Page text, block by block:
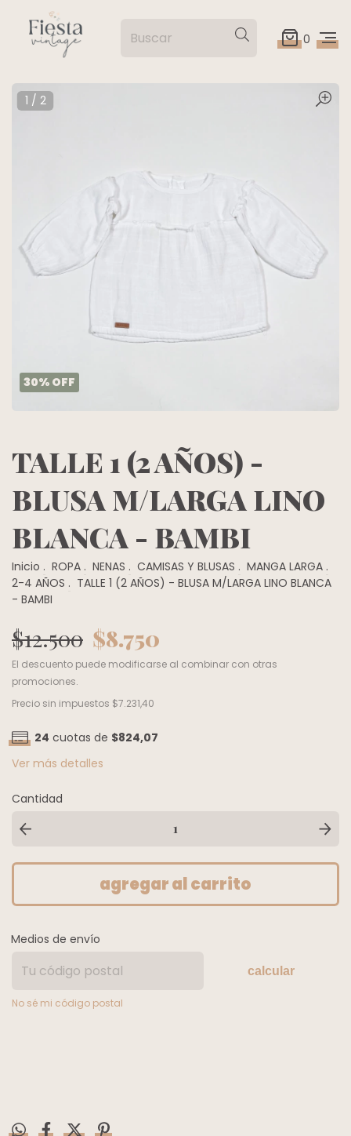
0
TALLE 1 (2 AÑOS) -
BLUSA M/LARGA LINO
BLANCA - BAMBI
Inicio . ROPA . NENAS . CAMISAS Y BLUSAS . MANGA LARGA .
2-4 AÑOS . TALLE 1 (2 AÑOS) - BLUSA M/LARGA LINO BLANCA
- BAMBI
$12.500 $8.750
El descuento puede modificarse al combinar con otras
promociones.
Precio sin impuestos $7.231,40
24 cuotas de $824,07
Ver más detalles
Cantidad
Medios de envío
calcular
No sé mi código postal
30% OFF
1 / 2